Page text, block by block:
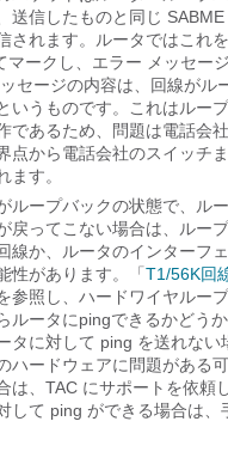
送信したものと同じ
されます。ルータではこれ
マークし、エラー メッセー
セージの内容は、回線がル
いうものです。これはルー
であるため、問題は電話会
点から電話会社のスイッチ
ます。
ループバックの状態で、ル
戻ってこない場合は、ルー
線か、ルータのインターフ
性があります。「 T1/56K回
参照し、ハードワイヤルー
ルータにpingできるかどう
タに対して ping を送れない
ハードウェアに問題がある
は、TAC にサポートを依頼
して ping ができる場合は、